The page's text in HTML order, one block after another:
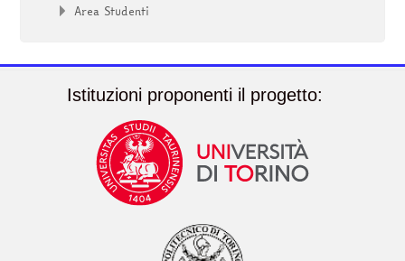
Area Studenti
Istituzioni proponenti il progetto: